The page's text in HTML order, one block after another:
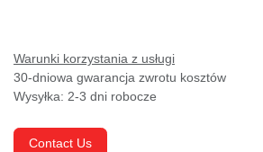
Warunki korzystania z usługi
30-dniowa gwarancja zwrotu kosztów
Wysyłka: 2-3 dni robocze
Contact Us